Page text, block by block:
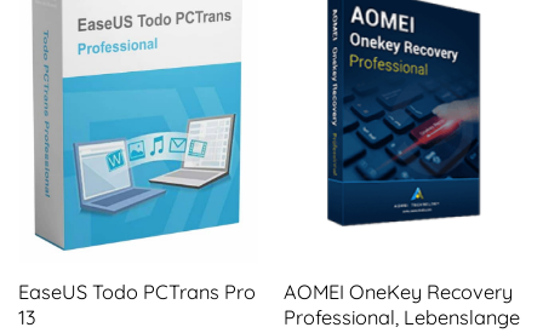
EaseUS Todo PCTrans Pro
13
AOMEI OneKey Recovery
Professional, Lebenslange